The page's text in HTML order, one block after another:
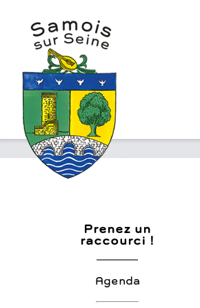
content
Prenez un
raccourci !
Agenda